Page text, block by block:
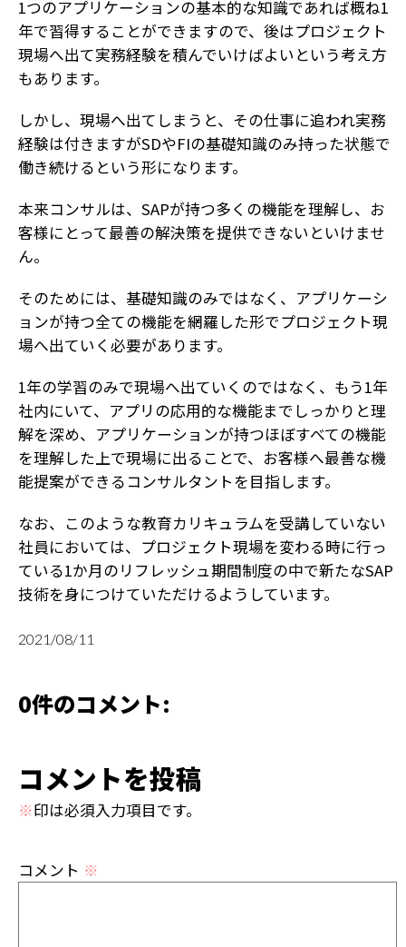
1つのアプリケーションの基本的な知識であれば概ね1
年で習得することができますので、後はプロジェクト
現場へ出て実務経験を積んでいけばよいという考え方
もあります。
しかし、現場へ出てしまうと、その仕事に追われ実務
経験は付きますがSDやFIの基礎知識のみ持った状態で
働き続けるという形になります。
本来コンサルは、SAPが持つ多くの機能を理解し、お
客様にとって最善の解決策を提供できないといけませ
ん。
そのためには、基礎知識のみではなく、アプリケーシ
ョンが持つ全ての機能を網羅した形でプロジェクト現
場へ出ていく必要があります。
1年の学習のみで現場へ出ていくのではなく、もう1年
社内にいて、アプリの応用的な機能までしっかりと理
解を深め、アプリケーションが持つほぼすべての機能
を理解した上で現場に出ることで、お客様へ最善な機
能提案ができるコンサルタントを目指します。
なお、このような教育カリキュラムを受講していない
社員においては、プロジェクト現場を変わる時に行っ
ている1か月のリフレッシュ期間制度の中で新たなSAP
技術を身につけていただけるようしています。
2021/08/11
0件のコメント:
コメントを投稿
※印は必須入力項目です。
コメント ※